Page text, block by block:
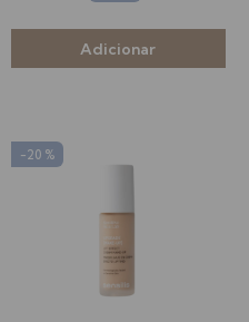
-20 %